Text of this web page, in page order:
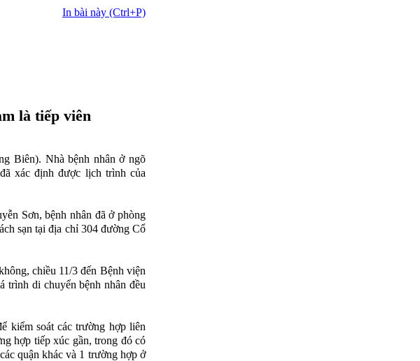
In bài này (Ctrl+P)
là tiếp viên
Biên). Nhà bệnh nhân ở ngõ
xác định được lịch trình của
Sơn, bệnh nhân đã ở phòng
sạn tại địa chỉ 304 đường Cổ
chiều 11/3 đến Bệnh viện
trình di chuyển bệnh nhân đều
kiểm soát các trường hợp liên
hợp tiếp xúc gần, trong đó có
quận khác và 1 trường hợp ở